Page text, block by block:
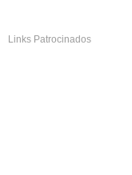
Links Patrocinados